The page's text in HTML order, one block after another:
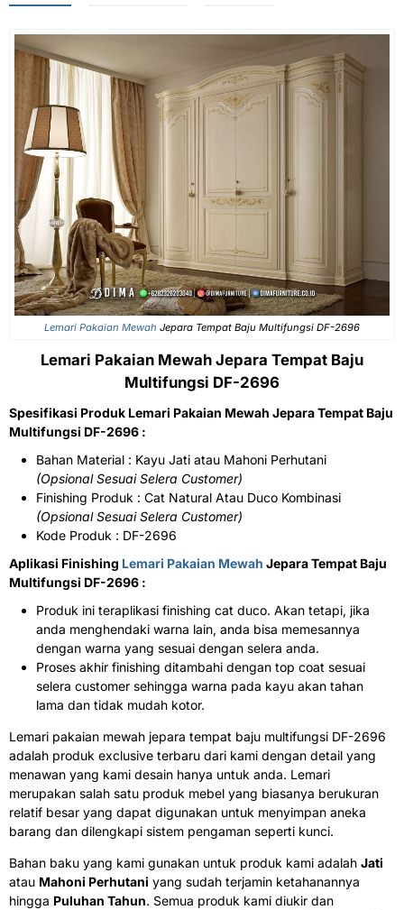
Lemari Pakaian Mewah Jepara Tempat Baju Multifungsi DF-2696
Lemari Pakaian Mewah Jepara Tempat Baju
Multifungsi DF-2696
Spesifikasi Produk Lemari Pakaian Mewah Jepara Tempat Baju
Multifungsi DF-2696 :
Bahan Material : Kayu Jati atau Mahoni Perhutani
(Opsional Sesuai Selera Customer)
Finishing Produk : Cat Natural Atau Duco Kombinasi
(Opsional Sesuai Selera Customer)
Kode Produk : DF-2696
Aplikasi Finishing Lemari Pakaian Mewah Jepara Tempat Baju
Multifungsi DF-2696 :
Produk ini teraplikasi finishing cat duco. Akan tetapi, jika
anda menghendaki warna lain, anda bisa memesannya
dengan warna yang sesuai dengan selera anda.
Proses akhir finishing ditambahi dengan top coat sesuai
selera customer sehingga warna pada kayu akan tahan
lama dan tidak mudah kotor.
Lemari pakaian mewah jepara tempat baju multifungsi DF-2696
adalah produk exclusive terbaru dari kami dengan detail yang
menawan yang kami desain hanya untuk anda. Lemari
merupakan salah satu produk mebel yang biasanya berukuran
relatif besar yang dapat digunakan untuk menyimpan aneka
barang dan dilengkapi sistem pengaman seperti kunci.
Bahan baku yang kami gunakan untuk produk kami adalah Jati
atau Mahoni Perhutani yang sudah terjamin ketahanannya
hingga Puluhan Tahun. Semua produk kami diukir dan